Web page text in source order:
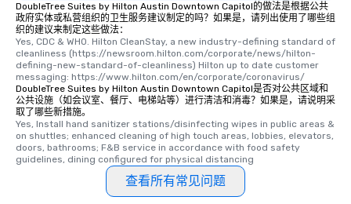
DoubleTree Suites by Hilton Austin Downtown Capitol的做法是根据公共
政府实体或私营组织的卫生服务建议制定的吗？如果是，请列出使用了哪些组
织的建议来制定这些做法：
Yes, CDC & WHO. Hilton CleanStay, a new industry-defining standard of
cleanliness (https://newsroom.hilton.com/corporate/news/hilton-
defining-new-standard-of-cleanliness) Hilton up to date customer
messaging: https://www.hilton.com/en/corporate/coronavirus/
DoubleTree Suites by Hilton Austin Downtown Capitol是否对公共区域和
公共设施（如会议室、餐厅、电梯站等）进行清洁和消毒？如果是，请说明采
取了哪些新措施。
Yes, Install hand sanitizer stations/disinfecting wipes in public areas &
on shuttles; enhanced cleaning of high touch areas, lobbies, elevators,
doors, bathrooms; F&B service in accordance with food safety
guidelines, dining configured for physical distancing
查看所有常见问题